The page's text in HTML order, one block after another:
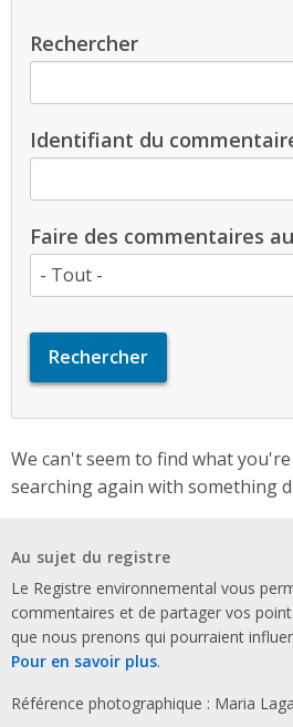
Rechercher
Identifiant du
Faire des commentaires
We can't seem to find what
searching again with something
Au sujet du registre
Le Registre environnemental vous
commentaires et de partager vos
que nous prenons qui pourraient
Pour en savoir plus.
Référence photographique : Maria